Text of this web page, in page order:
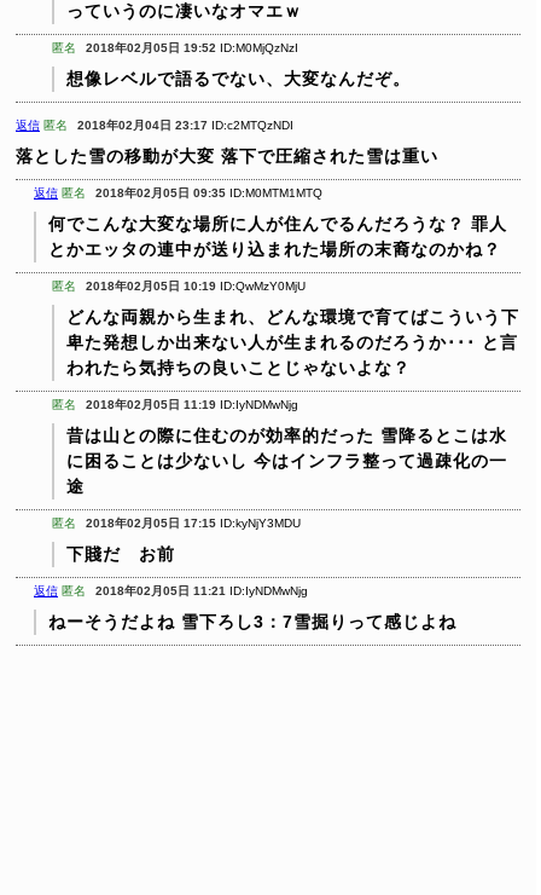
っていうのに凄いなオマエｗ
匿名 2018年02月05日 19:52 ID:M0MjQzNzI
想像レベルで語るでない、大変なんだぞ。
返信 匿名 2018年02月04日 23:17 ID:c2MTQzNDI
落とした雪の移動が大変 落下で圧縮された雪は重い
返信 匿名 2018年02月05日 09:35 ID:M0MTM1MTQ
何でこんな大変な場所に人が住んでるんだろうな？ 罪人
とかエッタの連中が送り込まれた場所の末裔なのかね？
匿名 2018年02月05日 10:19 ID:QwMzY0MjU
どんな両親から生まれ、どんな環境で育てばこういう下
卑た発想しか出来ない人が生まれるのだろうか･･･
と言
われたら気持ちの良いことじゃないよな？
匿名 2018年02月05日 11:19 ID:IyNDMwNjg
昔は山との際に住むのが効率的だった 雪降るとこは水
に困ることは少ないし 今はインフラ整って過疎化の一
途
匿名 2018年02月05日 17:15 ID:kyNjY3MDU
下賤だ お前
返信 匿名 2018年02月05日 11:21 ID:IyNDMwNjg
ねーそうだよね 雪下ろし3：7雪掘りって感じよね